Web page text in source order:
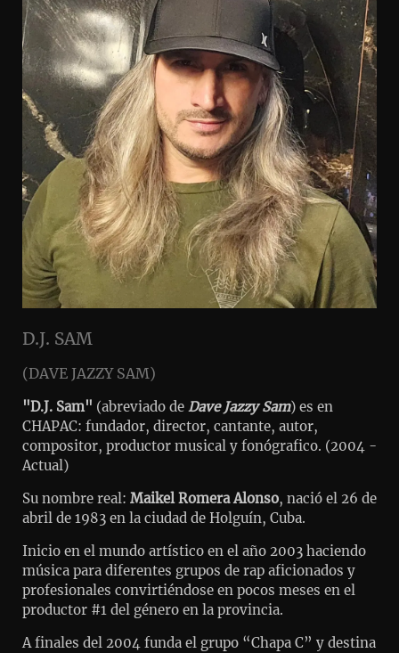
D.J. SAM
(DAVE JAZZY SAM)
"D.J. Sam" (abreviado de Dave Jazzy Sam) es en
CHAPAC: fundador, director, cantante, autor,
compositor, productor musical y fonógrafico. (2004 -
Actual)
Su nombre real: Maikel Romera Alonso, nació el 26 de
abril de 1983 en la ciudad de Holguín, Cuba.
Inicio en el mundo artístico en el año 2003 haciendo
música para diferentes grupos de rap aficionados y
profesionales convirtiéndose en pocos meses en el
productor #1 del género en la provincia.
A finales del 2004 funda el grupo “Chapa C” y destina